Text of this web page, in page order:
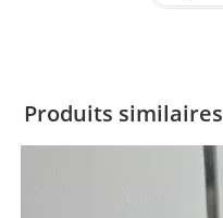
Produits similaires